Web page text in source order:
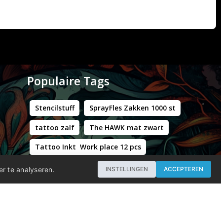
Populaire Tags
Stencilstuff SprayFles Zakken 1000 st
tattoo zalf The HAWK mat zwart
Tattoo Inkt Work place 12 pcs
Hustle Butter Deluxe Zakjes
Professional - Workstation Pro - Matt Black
te analyseren. INSTELLINGEN ACCEPTEREN